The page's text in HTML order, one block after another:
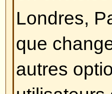
messages
identifier
leur est